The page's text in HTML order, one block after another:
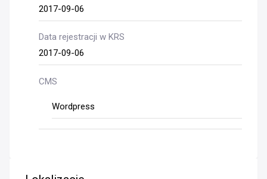
2017-09-06
Data rejestracji w KRS
2017-09-06
CMS
Wordpress